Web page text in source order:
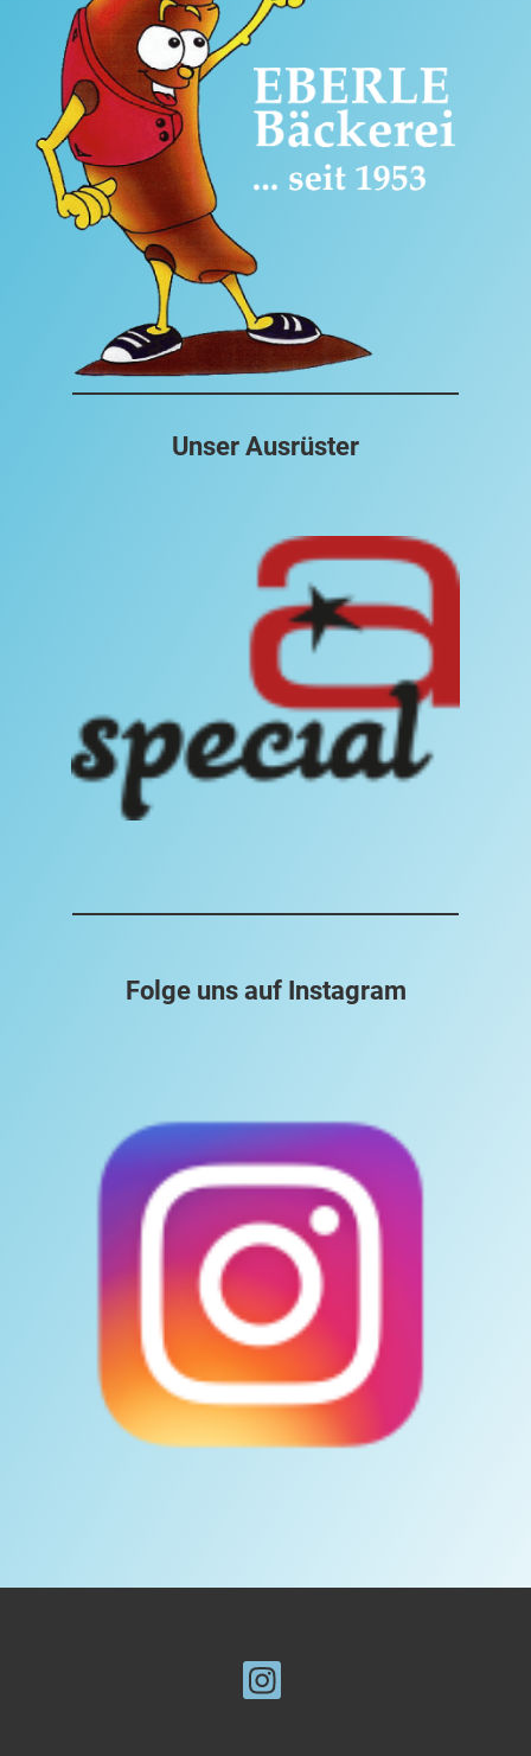
Unser Ausrüster
Folge uns auf Instagram